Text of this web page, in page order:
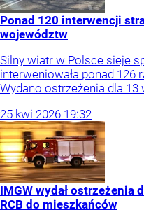
Ponad 120 interwencji
województw
Silny wiatr w Polsce sieje
interweniowała ponad 126
Wydano ostrzeżenia dla 13
25 kwi 2026 19:32
IMGW wydał ostrzeżenia
RCB do mieszkańców